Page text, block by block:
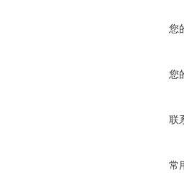
您
您
联
常